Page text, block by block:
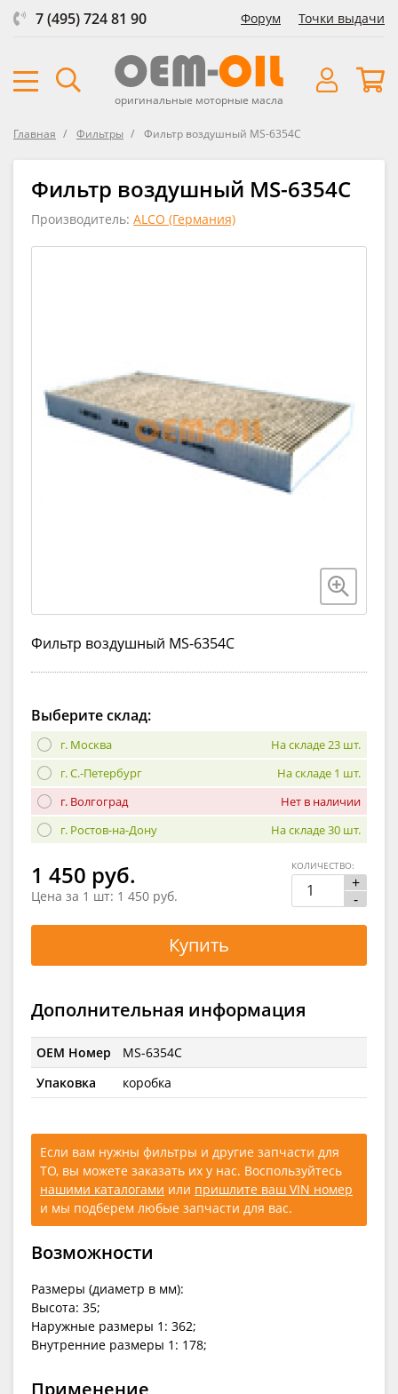
7 (495) 724 81 90 Форум Точки выдачи
оригинальные моторные масла
Главная Фильтры Фильтр воздушный MS-6354C
Фильтр воздушный MS-6354C
Производитель: ALCO (Германия)
Фильтр воздушный MS-6354C
Выберите склад:
г. Москва
На складе 23 шт.
г. С.-Петербург
На складе 1 шт.
г. Волгоград
Нет в наличии
г. Ростов-на-Дону
На складе 30 шт.
1 450 руб.
Цена за 1 шт: 1 450 руб.
+
-
КОЛИЧЕСТВО:
Купить
Дополнительная информация
OEM Номер
MS-6354C
Упаковка
коробка
Если вам нужны фильтры и другие запчасти для
ТО, вы можете заказать их у нас. Воспользуйтесь
нашими каталогами или пришлите ваш VIN номер
и мы подберем любые запчасти для вас.
Возможности
Размеры (диаметр в мм):
Высота: 35;
Наружные размеры 1: 362;
Внутренние размеры 1: 178;
Применение